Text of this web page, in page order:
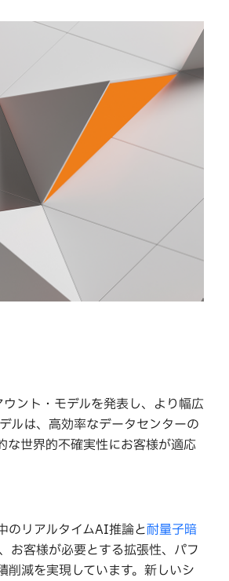
ント・モデルを発表し、より幅広
ルは、高効率なデータセンターの
な世界的不確実性にお客様が適応
のリアルタイムAI推論と耐量子暗
客様が必要とする拡張性、パフ
減を実現しています。新しいシ